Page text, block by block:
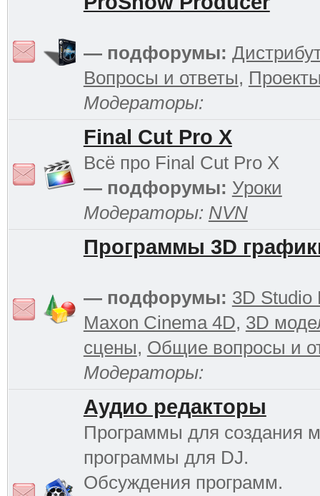
— подфорумы:
Вопросы и ответы,
Модераторы:
Final Cut Pro X
Всё про Final Cut Pro X
— подфорумы: Уроки
Модераторы: NVN
Программы 3D
— подфорумы: 3D Studio
Maxon Cinema 4D, 3D
сцены, Общие вопросы и
Модераторы:
Аудио редакторы
Программы для создания
программы для DJ.
Обсуждения программ.